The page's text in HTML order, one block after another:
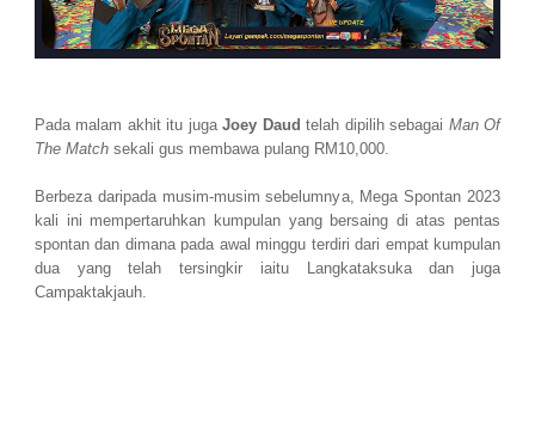
Pada malam akhit itu jugaJoey Daud telah dipilih sebagai Man Of
The Match sekali gus membawa pulang RM10,000.
Berbeza daripada musim-musim sebelumnya, Mega Spontan 2023
kali ini mempertaruhkan kumpulan yang bersaing di atas pentas
spontan dan dimana pada awal minggu terdiri dari empat kumpulan
dua yang telah tersingkir iaitu Langkataksuka dan juga
Campaktakjauh.